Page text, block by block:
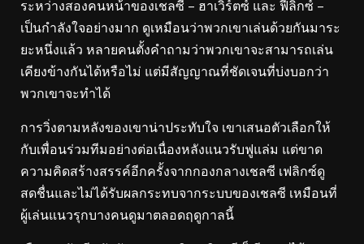
ระหว่างสองคนหน้าของเชลซี – ฮาเวิร์ตซ์ และ ฟีลิกซ์ –
เป็นกำลังใจอย่างมาก ดูเหมือนว่าพวกเขาเล่นด้วยกันมาระ
ยะหนึ่งแล้ว หลายคนตั้งคำถามว่าพวกเขาจะสามารถเล่น
เคียงข้างกันได้หรือไม่ แต่มีสัญญาณที่ชัดเจนที่บ่งบอกว่า
พวกเขาจะทำได้
การวิ่งตามหลังของเขาน่าประทับใจ เขาเสนอตัวเลือกให้
กับเพื่อนร่วมทีมอย่างต่อเนื่องหลังแนวรับฟูแล่ม แต่ขาด
ความคิดสร้างสรรค์อีกครั้งจากกองกลางเชลซี เฟลิกซ์ดู
สดชื่นและไม่ได้รับผลกระทบจากระบบของเชลซี เหมือนที่
ผู้เล่นแนวรุกบางคนดูมาตลอดฤดูกาลนี้